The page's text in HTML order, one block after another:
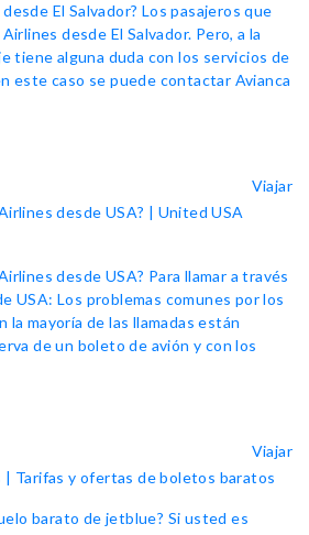
El Salvador? Los pasajeros que
desde El Salvador. Pero, a la
tiene alguna duda con los servicios de
este caso se puede contactar Avianca
Viajar
desde USA? | United USA
desde USA? Para llamar a través
USA: Los problemas comunes por los
mayoría de las llamadas están
de un boleto de avión y con los
Viajar
Tarifas y ofertas de boletos baratos
barato de jetblue? Si usted es